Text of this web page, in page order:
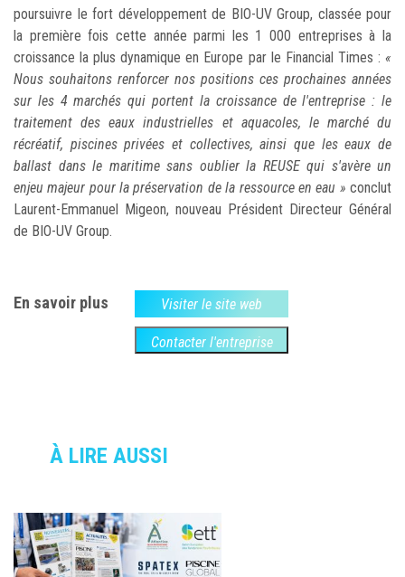
poursuivre le fort développement de BIO-UV Group, classée pour
la première fois cette année parmi les 1 000 entreprises à la
croissance la plus dynamique en Europe par le Financial Times : «
Nous souhaitons renforcer nos positions ces prochaines années
sur les 4 marchés qui portent la croissance de l'entreprise : le
traitement des eaux industrielles et aquacoles, le marché du
récréatif, piscines privées et collectives, ainsi que les eaux de
ballast dans le maritime sans oublier la REUSE qui s'avère un
enjeu majeur pour la préservation de la ressource en eau » conclut
Laurent-Emmanuel Migeon, nouveau Président Directeur Général
de BIO-UV Group.
En savoir plus Visiter le site web
Contacter l'entreprise
À LIRE AUSSI